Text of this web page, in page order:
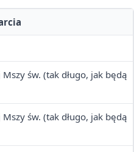
św. (tak długo, jak będą
św. (tak długo, jak będą